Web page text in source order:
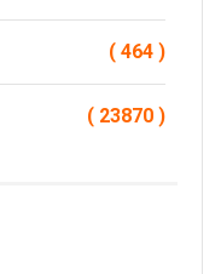
( 464 )
( 23870 )